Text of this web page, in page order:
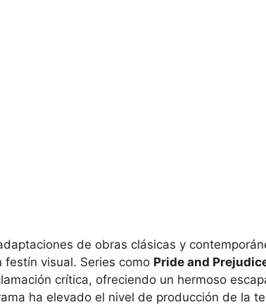
de obras clásicas y
visual. Series como Pride and
crítica, ofreciendo un hermoso
ha elevado el nivel de producción de la